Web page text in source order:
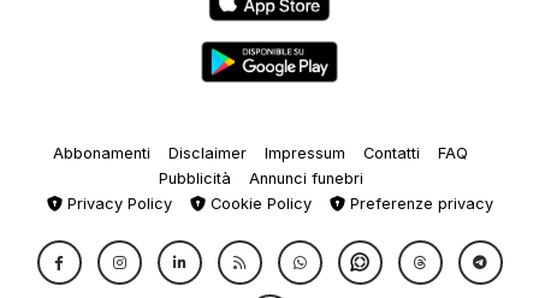
Abbonamenti Disclaimer Impressum Contatti
FAQ
Pubblicità
Annunci funebri
Privacy Policy
Cookie Policy Preferenze privacy